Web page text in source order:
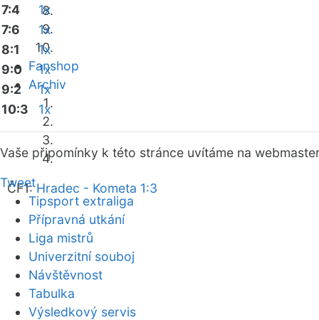
Fanshop
Archiv
ČF1:Hradec - Kometa 1:3
7:4
1x
7:6
1x
8:1
1x
9:0
1x
9:2
1x
10:3
1x
Vaše připomínky k této stránce uvítáme na webmaster
Tweet
Tipsport extraliga
Přípravná utkání
Liga mistrů
Univerzitní souboj
Návštěvnost
Tabulka
Výsledkový servis